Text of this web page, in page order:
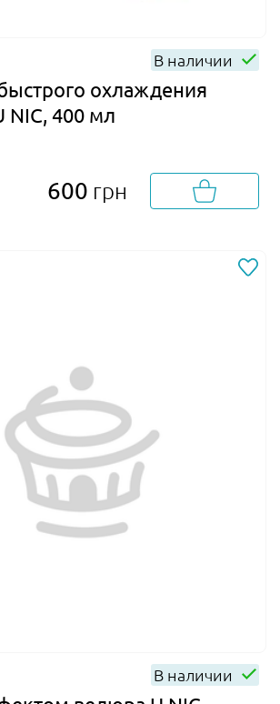
В наличии
охлаждения
NIC, 400 мл
600 грн
В наличии